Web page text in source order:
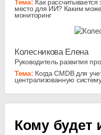
Тема: Как рассчитывается
место для ИИ? Каким
мониторинг
Колесникова Елена
Руководитель развития
Тема: Когда CMDB для
централизованную
Кому будет